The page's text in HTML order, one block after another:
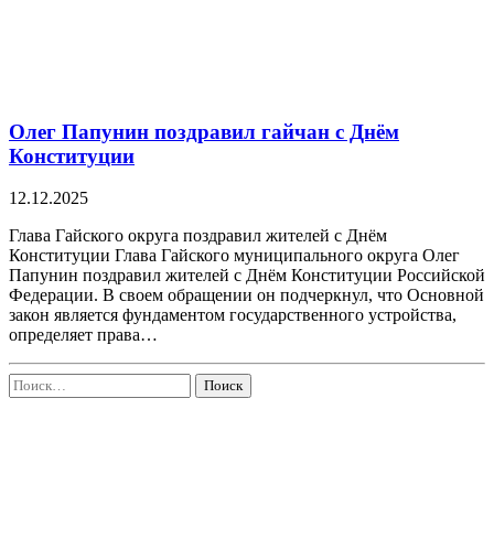
Олег Папунин поздравил гайчан с Днём
Конституции
12.12.2025
Глава Гайского округа поздравил жителей с Днём
Конституции Глава Гайского муниципального округа Олег
Папунин поздравил жителей с Днём Конституции Российской
Федерации. В своем обращении он подчеркнул, что Основной
закон является фундаментом государственного устройства,
определяет права…
Найти: